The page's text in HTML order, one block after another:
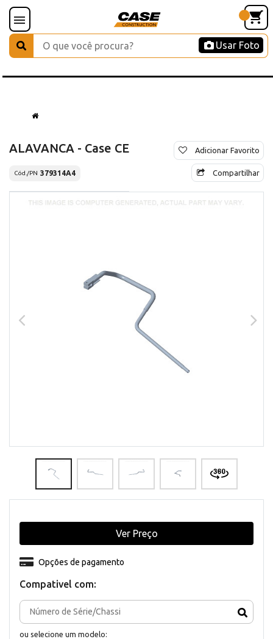
Usar Foto
ALAVANCA - Case CE
Cód./PN 379314A4
Adicionar Favorito
Compartilhar
Compativel com:
ou selecione um modelo:
Opções de pagamento
Ver Preço